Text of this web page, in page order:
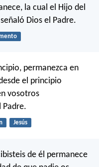
la cual el Hijo del
Dios el Padre.
permanezca en
el principio
vosotros
Padre.
Jesús
de él permanece